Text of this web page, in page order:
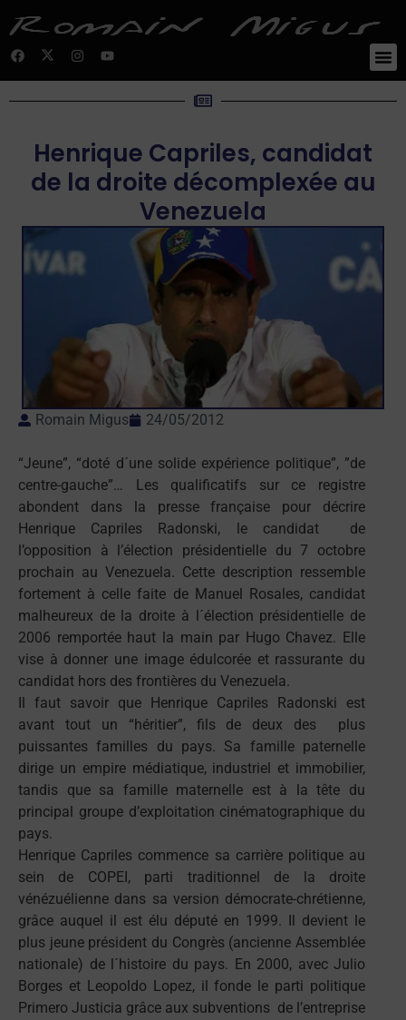
Henrique Capriles, candidat
de la droite décomplexée au
Venezuela
Romain Migus 24/05/2012
“Jeune”, “doté d´une solide expérience politique”, ”de
centre-gauche”… Les qualificatifs sur ce registre
abondent dans la presse française pour décrire
Henrique Capriles Radonski, le candidat de
l’opposition à l’élection présidentielle du 7 octobre
prochain au Venezuela. Cette description ressemble
fortement à celle faite de Manuel Rosales, candidat
malheureux de la droite à l´élection présidentielle de
2006 remportée haut la main par Hugo Chavez. Elle
vise à donner une image édulcorée et rassurante du
candidat hors des frontières du Venezuela.
Il faut savoir que Henrique Capriles Radonski est
avant tout un “héritier”, fils de deux des plus
puissantes familles du pays. Sa famille paternelle
dirige un empire médiatique, industriel et immobilier,
tandis que sa famille maternelle est à la tête du
principal groupe d’exploitation cinématographique du
pays.
Henrique Capriles commence sa carrière politique au
sein de COPEI, parti traditionnel de la droite
vénézuélienne dans sa version démocrate-chrétienne,
grâce auquel il est élu député en 1999. Il devient le
plus jeune président du Congrès (ancienne Assemblée
nationale) de l´histoire du pays. En 2000, avec Julio
Borges et Leopoldo Lopez, il fonde le parti politique
Primero Justicia grâce aux subventions de l’entreprise